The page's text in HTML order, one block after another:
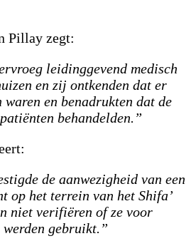
Pillay zegt:
leidinggevend medisch
en zij ontkenden dat er
en benadrukten dat de
behandelden.”
de aanwezigheid van een
op het terrein van het Shifa’
niet verifiëren of ze voor
gebruikt.”